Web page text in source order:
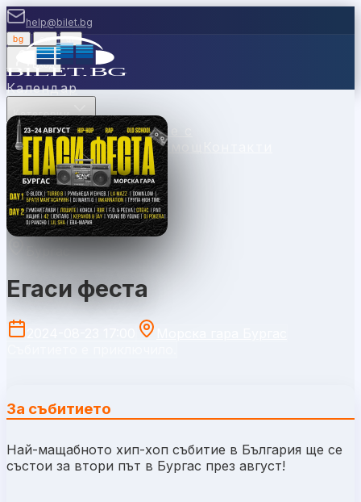
help@bilet.bg
bg |
Вход
Календар
Категории
МестаКасиПродавайте с
насВаучери НовиниПомощ
Бургас
Егаси феста
За събитието
Най-мащабното хип-хоп събитие в България ще се
състои за втори път в Бургас през август!